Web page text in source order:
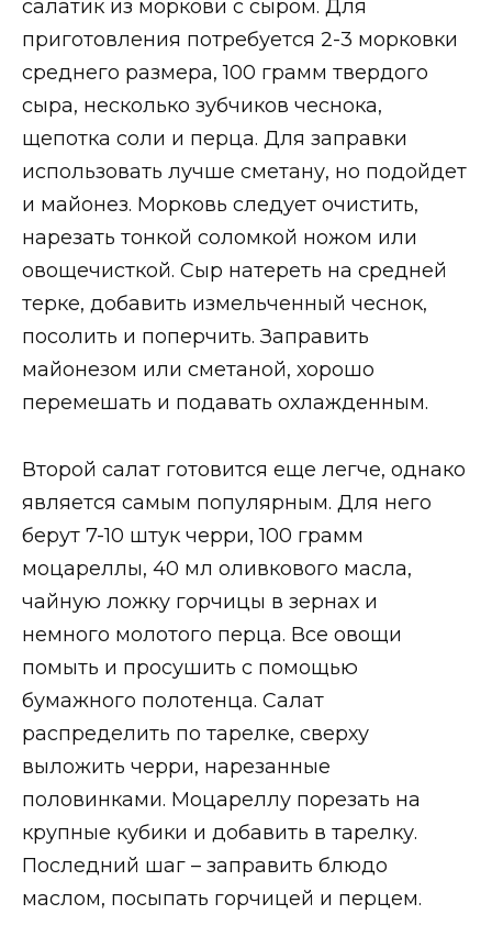
салатик из моркови с сыром. Для
приготовления потребуется 2-3 морковки
среднего размера, 100 грамм твердого
сыра, несколько зубчиков чеснока,
щепотка соли и перца. Для заправки
использовать лучше сметану, но подойдет
и майонез. Морковь следует очистить,
нарезать тонкой соломкой ножом или
овощечисткой. Сыр натереть на средней
терке, добавить измельченный чеснок,
посолить и поперчить. Заправить
майонезом или сметаной, хорошо
перемешать и подавать охлажденным.
Второй салат готовится еще легче, однако
является самым популярным. Для него
берут 7-10 штук черри, 100 грамм
моцареллы, 40 мл оливкового масла,
чайную ложку горчицы в зернах и
немного молотого перца. Все овощи
помыть и просушить с помощью
бумажного полотенца. Салат
распределить по тарелке, сверху
выложить черри, нарезанные
половинками. Моцареллу порезать на
крупные кубики и добавить в тарелку.
Последний шаг – заправить блюдо
маслом, посыпать горчицей и перцем.